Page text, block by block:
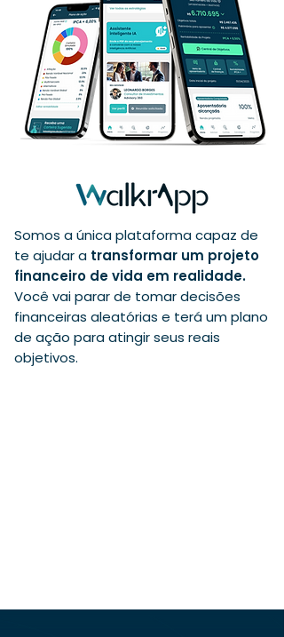
Somos a única plataforma capaz de
te ajudar a transformar um projeto
financeiro de vida em realidade.
Você vai parar de tomar decisões
financeiras aleatórias e terá um plano
de ação para atingir seus reais
objetivos.